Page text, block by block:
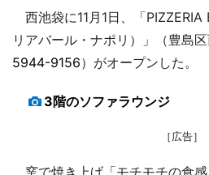
西池袋に11月1日、「PIZZERIA
リアバール・ナポリ）」（豊島
5944-9156）がオープンした。
3階のソファラウンジ
［広告］
窯で焼き上げ「モチモチの食